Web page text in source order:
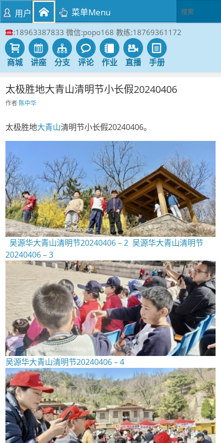
:18963387833 微信:popo168 教练:18769361172
商城 讲座 分支 评论 作业 直播 手册
用户 菜单Menu
太极胜地大青山清明节小长假20240406
作者 陈中华
太极胜地大青山清明节小长假20240406。
吴源华大青山清明节20240406 – 2 吴源华大青山清明节
20240406 – 3
吴源华大青山清明节20240406 – 4